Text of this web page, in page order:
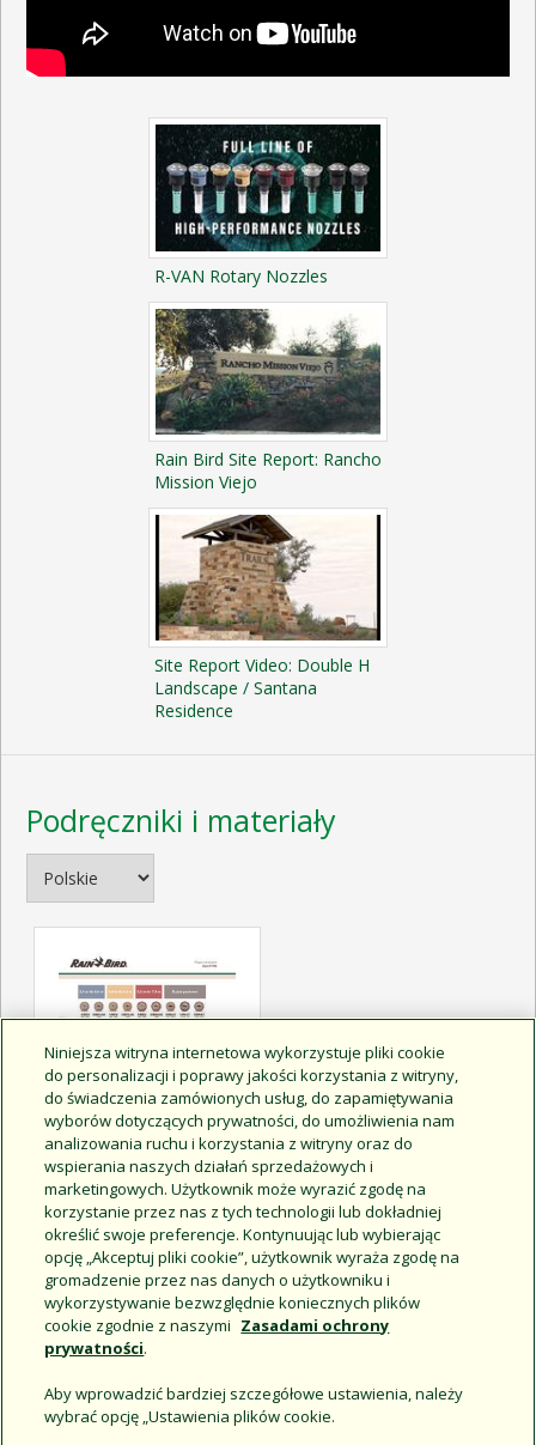
R-VAN Rotary Nozzles
Rain Bird Site Report: Rancho
Mission Viejo
Site Report Video: Double H
Landscape / Santana
Residence
Podręczniki i materiały
Dysze R-VAN - Dysze
rotacyjne
Niniejsza witryna internetowa wykorzystuje pliki cookie
do personalizacji i poprawy jakości korzystania z witryny,
do świadczenia zamówionych usług, do zapamiętywania
wyborów dotyczących prywatności, do umożliwienia nam
analizowania ruchu i korzystania z witryny oraz do
wspierania naszych działań sprzedażowych i
marketingowych. Użytkownik może wyrazić zgodę na
korzystanie przez nas z tych technologii lub dokładniej
określić swoje preferencje. Kontynuując lub wybierając
opcję „Akceptuj pliki cookie”, użytkownik wyraża zgodę na
gromadzenie przez nas danych o użytkowniku i
wykorzystywanie bezwzględnie koniecznych plików
cookie zgodnie z naszymi Zasadami ochrony
prywatności.
Aby wprowadzić bardziej szczegółowe ustawienia, należy
wybrać opcję „Ustawienia plików cookie.